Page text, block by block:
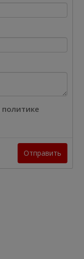
политике
Отправить